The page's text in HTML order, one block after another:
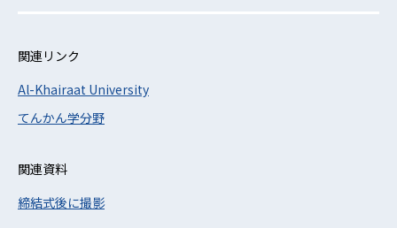
関連リンク
Al-Khairaat University
てんかん学分野
関連資料
締結式後に撮影